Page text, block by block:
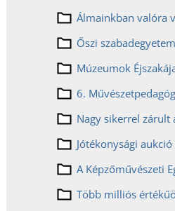
Álmainkban valóra
Múzeumok
6.